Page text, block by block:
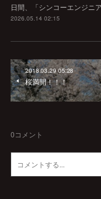
日間、「シンコーエンジニ
2026.05.14 02:15
2018.03.29 05:28
桜満開！！！
0コメント